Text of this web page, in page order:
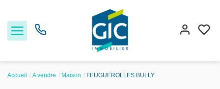
Accueil A vendre Maison FEUGUEROLLES BULLY